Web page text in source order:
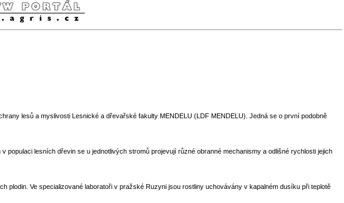
lesů a myslivosti Lesnické a dřevařské fakulty MENDELU (LDF MENDELU). Jedná se o první podobně
lesních dřevin se u jednotlivých stromů projevují různé obranné mechanismy a odlišné rychlosti jejich
Ve specializované laboratoři v pražské Ruzyni jsou rostliny uchovávány v kapalném dusíku při teplotě